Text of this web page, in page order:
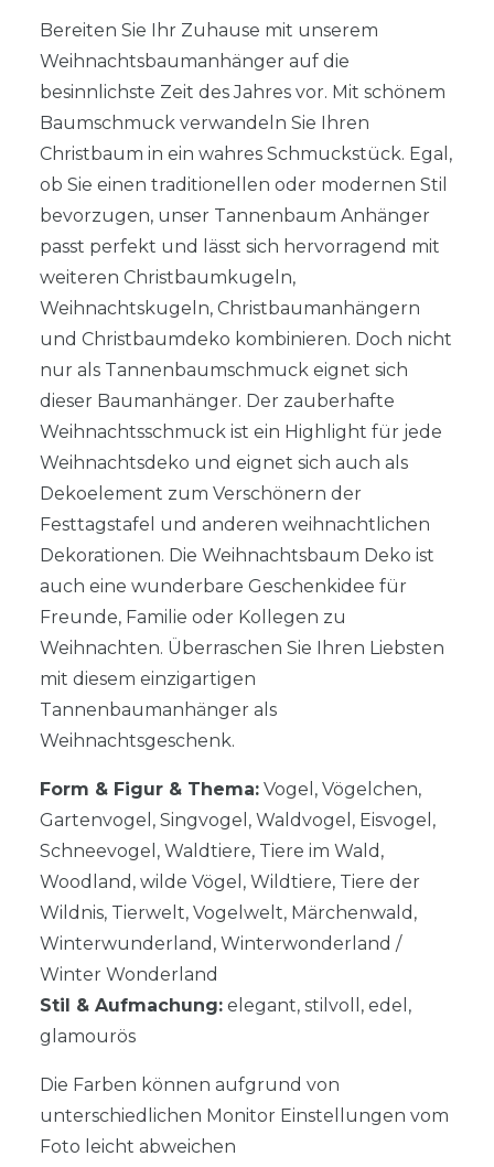
Bereiten Sie Ihr Zuhause mit unserem
Weihnachtsbaumanhänger auf die
besinnlichste Zeit des Jahres vor. Mit schönem
Baumschmuck verwandeln Sie Ihren
Christbaum in ein wahres Schmuckstück. Egal,
ob Sie einen traditionellen oder modernen Stil
bevorzugen, unser Tannenbaum Anhänger
passt perfekt und lässt sich hervorragend mit
weiteren Christbaumkugeln,
Weihnachtskugeln, Christbaumanhängern
und Christbaumdeko kombinieren. Doch nicht
nur als Tannenbaumschmuck eignet sich
dieser Baumanhänger. Der zauberhafte
Weihnachtsschmuck ist ein Highlight für jede
Weihnachtsdeko und eignet sich auch als
Dekoelement zum Verschönern der
Festtagstafel und anderen weihnachtlichen
Dekorationen. Die Weihnachtsbaum Deko ist
auch eine wunderbare Geschenkidee für
Freunde, Familie oder Kollegen zu
Weihnachten. Überraschen Sie Ihren Liebsten
mit diesem einzigartigen
Tannenbaumanhänger als
Weihnachtsgeschenk.
Form & Figur & Thema: Vogel, Vögelchen,
Gartenvogel, Singvogel, Waldvogel, Eisvogel,
Schneevogel, Waldtiere, Tiere im Wald,
Woodland, wilde Vögel, Wildtiere, Tiere der
Wildnis, Tierwelt, Vogelwelt, Märchenwald,
Winterwunderland, Winterwonderland /
Winter Wonderland
Stil & Aufmachung: elegant, stilvoll, edel,
glamourös
Die Farben können aufgrund von
unterschiedlichen Monitor Einstellungen vom
Foto leicht abweichen